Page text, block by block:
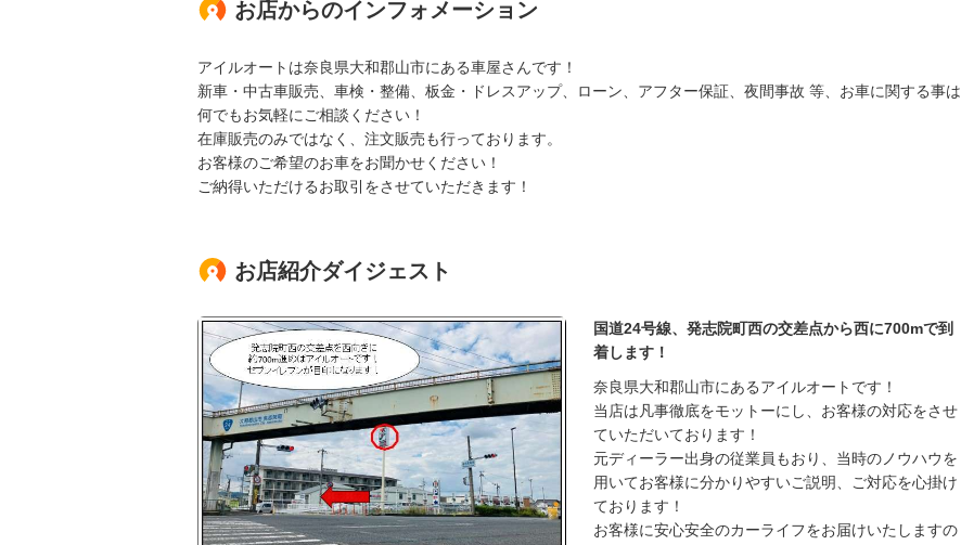
お店からのインフォメーション
アイルオートは奈良県大和郡山市にある車屋さんです！
新車・中古車販売、車検・整備、板金・ドレスアップ、ローン、アフター保証、夜間事故 等、お車に関する事は
何でもお気軽にご相談ください！
在庫販売のみではなく、注文販売も行っております。
お客様のご希望のお車をお聞かせください！
ご納得いただけるお取引をさせていただきます！
お店紹介ダイジェスト
国道24号線、発志院町西の交差点から西に700mで到
着します！
奈良県大和郡山市にあるアイルオートです！
当店は凡事徹底をモットーにし、お客様の対応をさせ
ていただいております！
元ディーラー出身の従業員もおり、当時のノウハウを
用いてお客様に分かりやすいご説明、ご対応を心掛け
ております！
お客様に安心安全のカーライフをお届けいたしますの